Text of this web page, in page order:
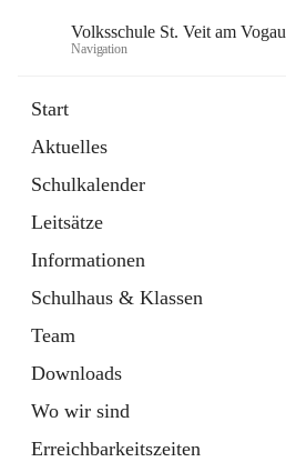
Volksschule St. Veit am Vogau
Navigation
Start
Aktuelles
Schulkalender
Leitsätze
Informationen
Schulhaus & Klassen
Team
Downloads
Wo wir sind
Erreichbarkeitszeiten